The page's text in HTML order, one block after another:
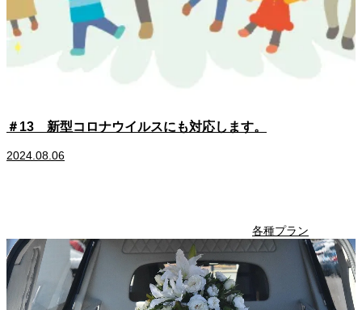
＃13 新型コロナウイルスにも対応します。
2024.08.06
各種プラン